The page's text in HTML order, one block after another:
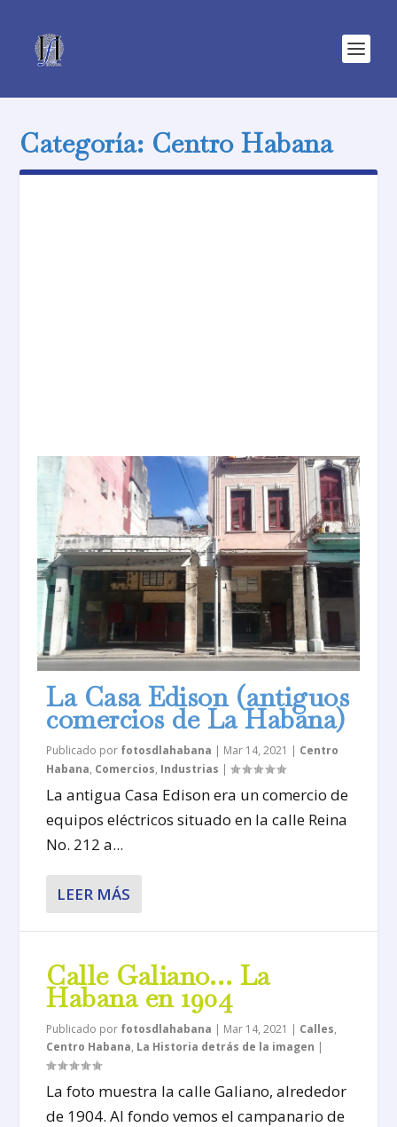
Categoría: Centro Habana
La Casa Edison (antiguos
comercios de La Habana)
Publicado por fotosdlahabana | Mar 14, 2021 | Centro
Habana, Comercios, Industrias |
La antigua Casa Edison era un comercio de
equipos eléctricos situado en la calle Reina
No. 212 a...
LEER MÁS
Calle Galiano… La
Habana en 1904
Publicado por fotosdlahabana | Mar 14, 2021 | Calles,
Centro Habana, La Historia detrás de la imagen |
La foto muestra la calle Galiano, alrededor
de 1904. Al fondo vemos el campanario de